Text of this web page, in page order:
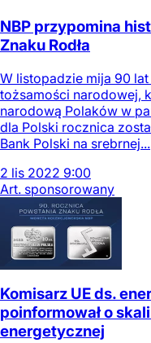
NBP przypomina
Znaku Rodła
W listopadzie mija 90 lat
tożsamości narodowej,
narodową Polaków w
dla Polski rocznica
Bank Polski na srebrnej...
2 lis 2022 9:00
Art. sponsorowany
Komisarz UE ds.
poinformował o
energetycznej